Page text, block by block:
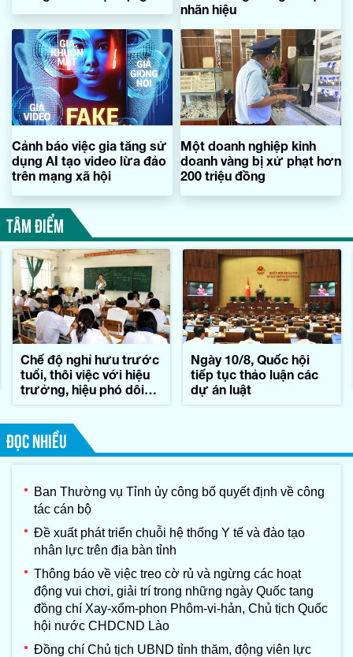
nhãn hiệu
Cảnh báo việc gia tăng sử
dụng AI tạo video lừa đảo
trên mạng xã hội
Một doanh nghiệp kinh
doanh vàng bị xử phạt hơn
200 triệu đồng
TÂM ĐIỂM
Chế độ nghỉ hưu trước
tuổi, thôi việc với hiệu
trưởng, hiệu phó dôi
Ngày 10/8, Quốc hội
tiếp tục thảo luận các
dự án luật
ĐỌC NHIỀU
Ban Thường vụ Tỉnh ủy công bố quyết định về công
tác cán bộ
Đề xuất phát triển chuỗi hệ thống Y tế và đào tạo
nhân lực trên địa bàn tỉnh
Thông báo về việc treo cờ rủ và ngừng các hoạt
động vui chơi, giải trí trong những ngày Quốc tang
đồng chí Xay-xổm-phon Phôm-vi-hản, Chủ tịch Quốc
hội nước CHDCND Lào
Đồng chí Chủ tịch UBND tỉnh thăm, động viên lực